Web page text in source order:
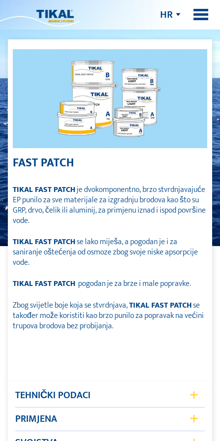
HR
FAST PATCH
TIKAL FAST PATCHje dvokomponentno, brzo stvrdnjavajuće
EP punilo za sve materijale za izgradnju brodova kao što su
GRP, drvo, čelik ili aluminij, za primjenu iznad i ispod površine
vode.
TIKAL FAST PATCHse lako miješa, a pogodan je i za
saniranje oštećenja od osmoze zbog svoje niske apsorpcije
vode.
TIKAL FAST PATCH pogodan je za brze i male popravke.
Zbog svijetle boje koja se stvrdnjava,TIKAL FAST PATCHse
također može koristiti kao brzo punilo za popravak na većini
trupova brodova bez probijanja.
TEHNIČKI PODACI
Rok trajanja
PRIMJENA
Popravci iznad i ispod vode